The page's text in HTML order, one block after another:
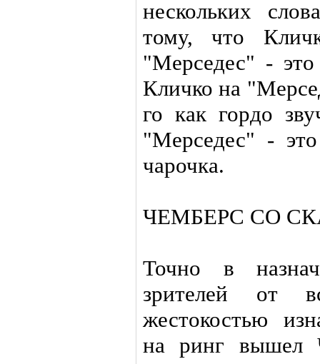
нескольких
тому, что
"Мерседес" -
Кличко на
го как гордо
"Мерседес" -
чарочка.
ЧЕМБЕРС СО
Точно в
зрителей от
жестокостью
на ринг вышел